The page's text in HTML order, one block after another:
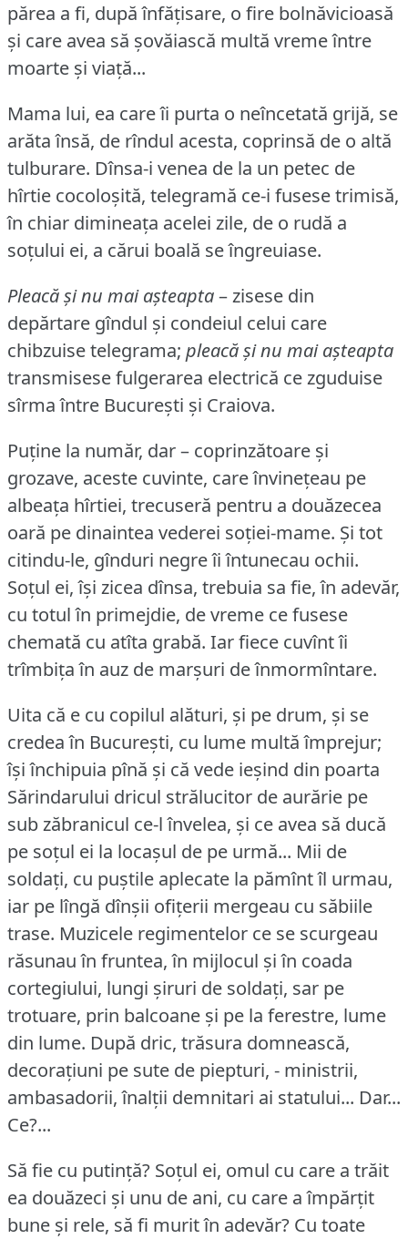
părea a fi, după înfățisare, o fire bolnăvicioasă
și care avea să șovăiască multă vreme între
moarte și viață...
Mama lui, ea care îi purta o neîncetată grijă, se
arăta însă, de rîndul acesta, coprinsă de o altă
tulburare. Dînsa-i venea de la un petec de
hîrtie cocoloșită, telegramă ce-i fusese trimisă,
în chiar dimineața acelei zile, de o rudă a
soțului ei, a cărui boală se îngreuiase.
Pleacă și nu mai așteapta– zisese din
depărtare gîndul și condeiul celui care
chibzuise telegrama; pleacă și nu mai așteapta
transmisese fulgerarea electrică ce zguduise
sîrma între București și Craiova.
Puține la număr, dar – coprinzătoare și
grozave, aceste cuvinte, care învinețeau pe
albeața hîrtiei, trecuseră pentru a douăzecea
oară pe dinaintea vederei soției-mame. Și tot
citindu-le, gînduri negre îi întunecau ochii.
Soțul ei, își zicea dînsa, trebuia sa fie, în adevăr,
cu totul în primejdie, de vreme ce fusese
chemată cu atîta grabă. Iar fiece cuvînt îi
trîmbița în auz de marșuri de înmormîntare.
Uita că e cu copilul alături, și pe drum, și se
credea în București, cu lume multă împrejur;
își închipuia pînă și că vede ieșind din poarta
Sărindarului dricul strălucitor de aurărie pe
sub zăbranicul ce-l învelea, și ce avea să ducă
pe soțul ei la locașul de pe urmă... Mii de
soldați, cu puștile aplecate la pămînt îl urmau,
iar pe lîngă dînșii ofițerii mergeau cu săbiile
trase. Muzicele regimentelor ce se scurgeau
răsunau în fruntea, în mijlocul și în coada
cortegiului, lungi șiruri de soldați, sar pe
trotuare, prin balcoane și pe la ferestre, lume
din lume. După dric, trăsura domnească,
decorațiuni pe sute de piepturi, - ministrii,
ambasadorii, înalții demnitari ai statului... Dar...
Ce?...
Să fie cu putință? Soțul ei, omul cu care a trăit
ea douăzeci și unu de ani, cu care a împărțit
bune și rele, să fi murit în adevăr? Cu toate